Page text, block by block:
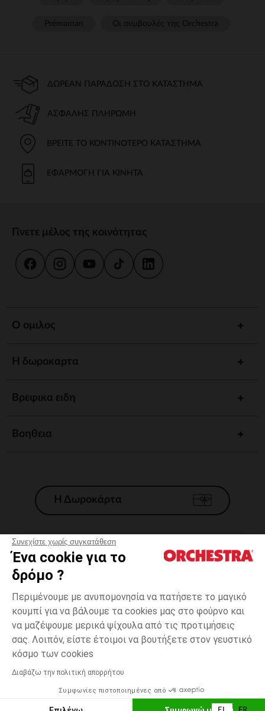
Συνεχίστε χωρίς συγκατάθεση
Ένα cookie για το
δρόμο ?
Περιμένουμε με ανυπομονησία να πατήσετε το μαγικό
κουμπί για να βάλουμε τα cookies μας στο φούρνο και
να μαζέψουμε μερικά ψίχουλα από τις προτιμήσεις
σας. Λοιπόν, είστε έτοιμοι να βουτήξετε στον γευστικό
κόσμο των cookies
Διαβάζω την πολιτική απορρήτου
Συμφωνίες πιστοποιημένες από
Μπλε
14
Δυνατότητα πληρωμής με
ΠΡΟΣΘΉΚΗ ΣΤΟ ΚΑΛΆΘΙ
ΔΩΡΕΆΝ ΠΑΡΆΔΟΣΗ ΣΤΟ ΚΑΤΆΣΤΗΜΑ
ΑΣΦΑΛΉΣ ΠΛΗΡΩΜΉ
ΒΡΕΊΤΕ ΤΟ ΚΟΝΤΙΝΌΤΕΡΟ ΚΑΤΆΣΤΗΜΑ
ΕΦΑΡΜΟΓΉ ΓΙΑ ΚΙΝΗΤΆ
Γίνετε μέλος της κοινότητας
Ο ομιλος
Η δωροκαρτα
Βρεφικα ειδη
Βοηθεια
Η Δωροκάρτα
Γενικοί 'Οροι Πώλησης
*Εμπορικες προσφορες
Προσωπικά δεδομένα
Διαχείρηση των cookies
Προσβασιμότητα: μη συμμορφούμενη
H Orchestra συμμετέχει στον κωδικά δεοντολογίας και στο σύστημα
μεσολάβησης της Γαλλικής Ομοσπονδίας Ηλεκτρονικού Εμπορίου.